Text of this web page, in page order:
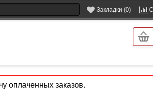
Закладки (0)
оплаченных заказов.